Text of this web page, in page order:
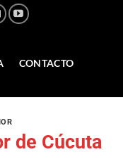
CONTACTO
de Cúcuta